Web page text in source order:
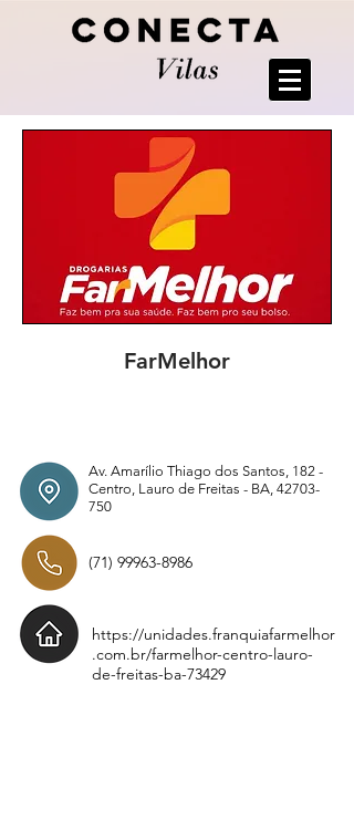
FarMelhor
Av. Amarílio Thiago dos Santos, 182 -
Centro, Lauro de Freitas - BA, 42703-
750
(71) 99963-8986
https://unidades.franquiafarmelhor
.com.br/farmelhor-centro-lauro-
de-freitas-ba-73429